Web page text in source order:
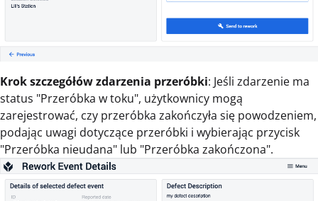
Krok szczegółów zdarzenia przeróbki: Jeśli zdarzenie ma
status "Przeróbka w toku", użytkownicy mogą
zarejestrować, czy przeróbka zakończyła się powodzeniem,
podając uwagi dotyczące przeróbki i wybierając przycisk
"Przeróbka nieudana" lub "Przeróbka zakończona".